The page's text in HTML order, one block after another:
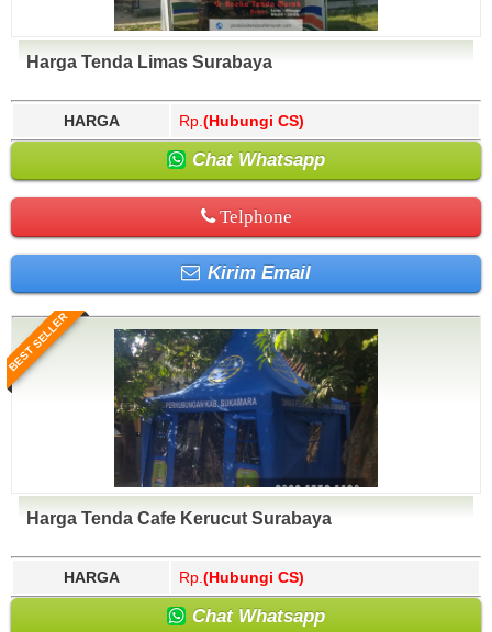
Harga Tenda Limas Surabaya
HARGA Rp. (Hubungi CS)
Chat Whatsapp
Telphone
Kirim Email
BEST SELLER
Harga Tenda Cafe Kerucut Surabaya
HARGA Rp. (Hubungi CS)
Chat Whatsapp